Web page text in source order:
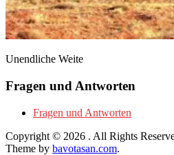
Unendliche Weite
Fragen und Antworten
Fragen und Antworten
Copyright © 2026 . All Rights
Theme by bavotasan.com.